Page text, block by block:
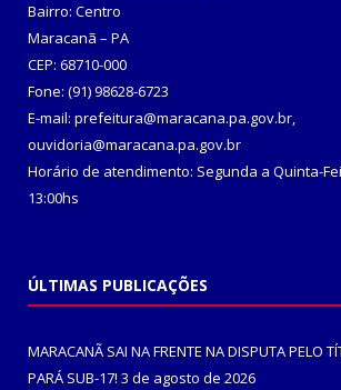
Bairro: Centro
Maracanã – PA
CEP: 68710-000
Fone: (91) 98628-6723
E-mail: prefeitura@maracana.pa.gov.br,
ouvidoria@maracana.pa.gov.br
Horário de atendimento: Segunda a Quinta-
13:00hs
ÚLTIMAS PUBLICAÇÕES
MARACANÃ SAI NA FRENTE NA DISPUTA PELO
PARÁ SUB-17! 3 de agosto de 2026